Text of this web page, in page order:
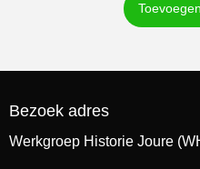
Bezoek adres
Werkgroep Historie Joure